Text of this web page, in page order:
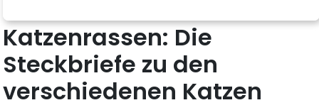
Katzenrassen: Die
Steckbriefe zu den
verschiedenen Katzen